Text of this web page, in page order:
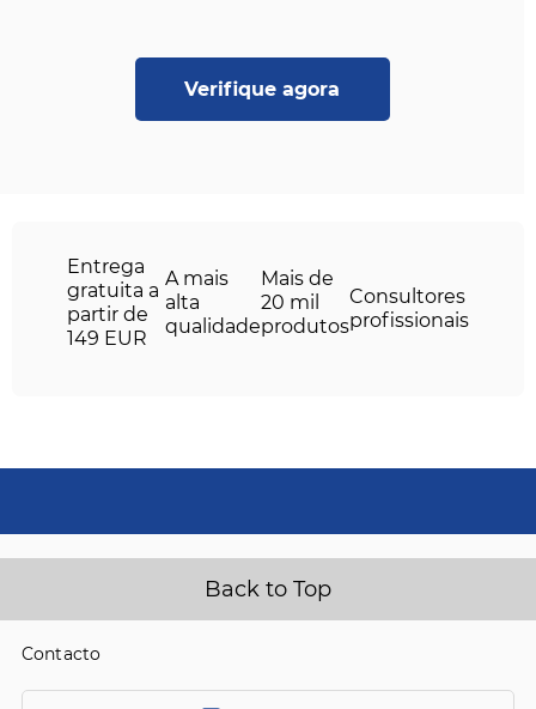
Verifique agora
Entrega
gratuita a
partir de
149 EUR
A mais
alta
qualidade
Mais de
20 mil
produtos
Consultores
profissionais
Back to Top
Contacto